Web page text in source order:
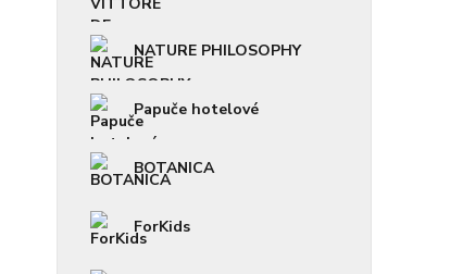
NATURE PHILOSOPHY
Papuče hotelové
BOTANICA
ForKids